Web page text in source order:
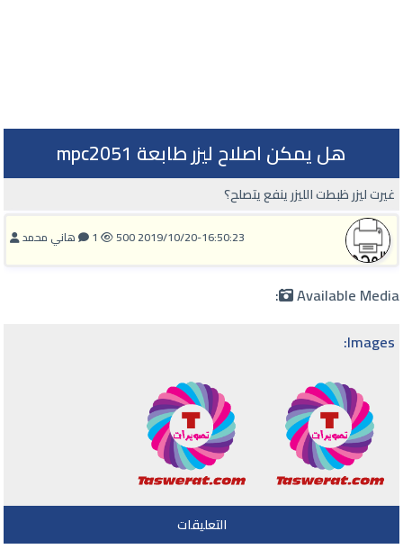
هل يمكن اصلاح ليزر طابعة mpc2051
غيرت ليزر ظبطت الليزر ينفع يتصلح؟
هاني محمد 1 5002019/10/20-16:50:23
Available Media:
Images:
التعليقات